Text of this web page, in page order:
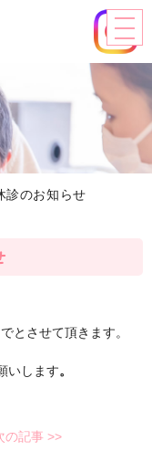
のお知らせ
とさせて頂きます。
いします。
の記事 >>